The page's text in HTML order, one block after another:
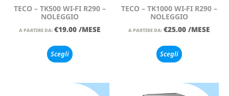
TECO – TK500 WI-FI R290 –
NOLEGGIO
A PARTIRE DA: €19.00 /MESE
Scegli
TECO – TK1000 WI-FI R290 –
NOLEGGIO
A PARTIRE DA: €25.00 /MESE
Scegli